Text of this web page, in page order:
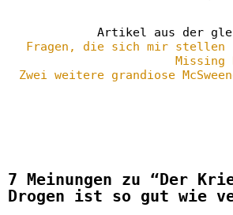
Artikel aus der
Fragen, die sich mir stellen
Missing
Zwei weitere grandiose
7 Meinungen zu “Der
Drogen ist so gut wie